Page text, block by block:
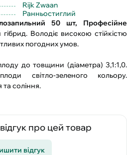
Rijk Zwaan
Ранньостиглий
50 шт, Професійне
Володіє високою стійкістю
погодних умов.
до товщини (діаметра) 3,1:1,0.
світло-зеленого кольору.
соління.
про цей товар
відгук